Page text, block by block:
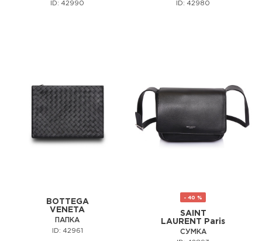
ID: 42990 ID: 42980
BOTTEGA
VENETA
ПАПКА
ID: 42961
- 40 %
SAINT
LAURENT Paris
СУМКА